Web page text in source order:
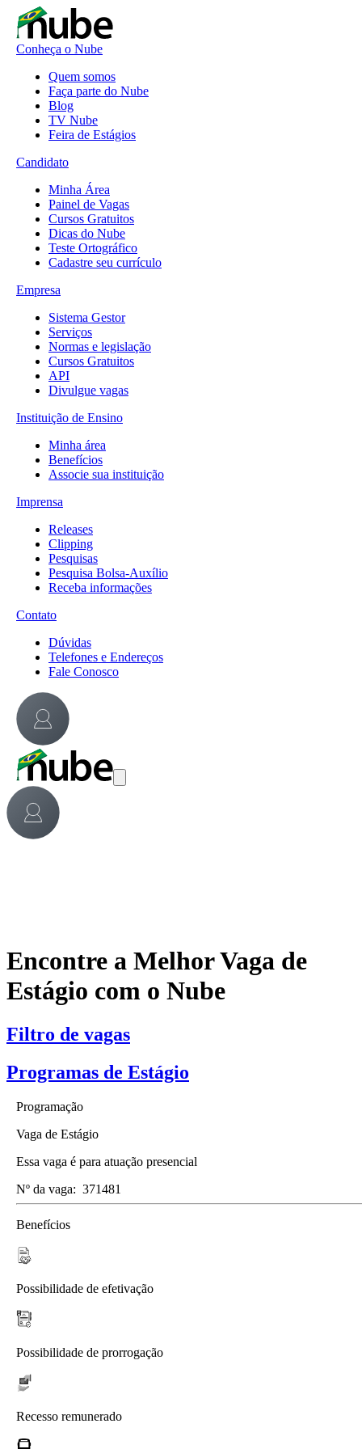
Conheça o Nube
Quem somos
Faça parte do Nube
Blog
TV Nube
Feira de Estágios
Candidato
Minha Área
Painel de Vagas
Cursos Gratuitos
Dicas do Nube
Teste Ortográfico
Cadastre seu currículo
Empresa
Sistema Gestor
Serviços
Normas e legislação
Cursos Gratuitos
API
Divulgue vagas
Instituição de Ensino
Minha área
Benefícios
Associe sua instituição
Imprensa
Releases
Clipping
Pesquisas
Pesquisa Bolsa-Auxílio
Receba informações
Contato
Dúvidas
Telefones e Endereços
Fale Conosco
Encontre a Melhor Vaga de
Estágio com o Nube
Filtro de vagas
Programas de Estágio
Programação
Vaga de Estágio
Essa vaga é para atuação presencial
Nº da vaga: 371481
Benefícios
Possibilidade de efetivação
Possibilidade de prorrogação
Recesso remunerado